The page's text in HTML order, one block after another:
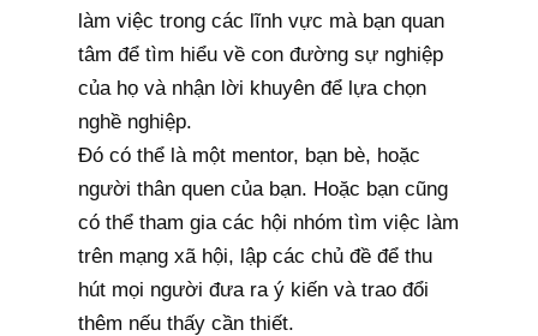
làm việc trong các lĩnh vực mà bạn quan
tâm để tìm hiểu về con đường sự nghiệp
của họ và nhận lời khuyên để lựa chọn
nghề nghiệp.
Đó có thể là một mentor, bạn bè, hoặc
người thân quen của bạn. Hoặc bạn cũng
có thể tham gia các hội nhóm tìm việc làm
trên mạng xã hội, lập các chủ đề để thu
hút mọi người đưa ra ý kiến và trao đổi
thêm nếu thấy cần thiết.